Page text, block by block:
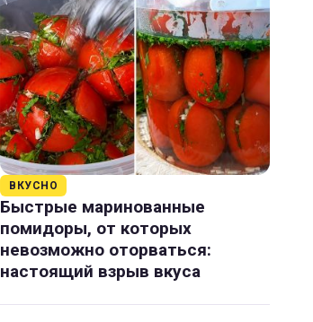
ВКУСНО
Быстрые маринованные
помидоры, от которых
невозможно оторваться:
настоящий взрыв вкуса